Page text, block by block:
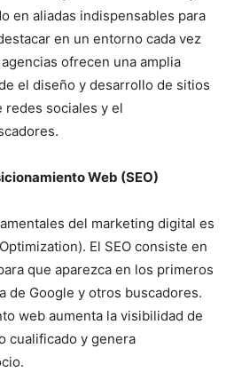
en aliadas indispensables para
en un entorno cada vez
ofrecen una amplia
el diseño y desarrollo de sitios
redes sociales y el
Web (SEO)
del marketing digital es
El SEO consiste en
que aparezca en los primeros
de Google y otros buscadores.
web aumenta la visibilidad de
cualificado y genera